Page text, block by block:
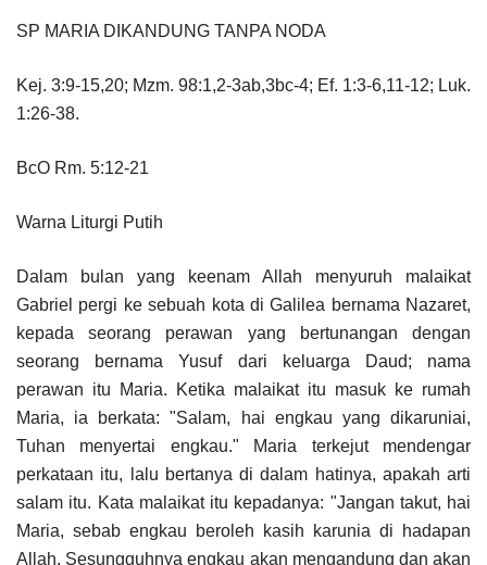
SP MARIA DIKANDUNG TANPA NODA
Kej. 3:9-15,20; Mzm. 98:1,2-3ab,3bc-4; Ef. 1:3-6,11-12; Luk.
1:26-38.
BcO Rm. 5:12-21
Warna Liturgi Putih
Dalam bulan yang keenam Allah menyuruh malaikat
Gabriel pergi ke sebuah kota di Galilea bernama Nazaret,
kepada seorang perawan yang bertunangan dengan
seorang bernama Yusuf dari keluarga Daud; nama
perawan itu Maria. Ketika malaikat itu masuk ke rumah
Maria, ia berkata: "Salam, hai engkau yang dikaruniai,
Tuhan menyertai engkau." Maria terkejut mendengar
perkataan itu, lalu bertanya di dalam hatinya, apakah arti
salam itu. Kata malaikat itu kepadanya: "Jangan takut, hai
Maria, sebab engkau beroleh kasih karunia di hadapan
Allah. Sesungguhnya engkau akan mengandung dan akan